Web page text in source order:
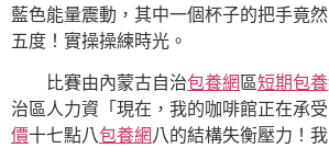
藍色能量震動，其中一個杯子的把手竟
五度！實操操練時光。
比賽由內蒙古自治包養網區短期包養
治區人力資「現在，我的咖啡館正在承
價十七點八包養網八的結構失衡壓力！